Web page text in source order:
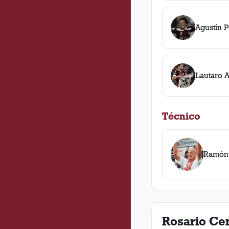
Agustín
Lautaro
Técnico
Rosario